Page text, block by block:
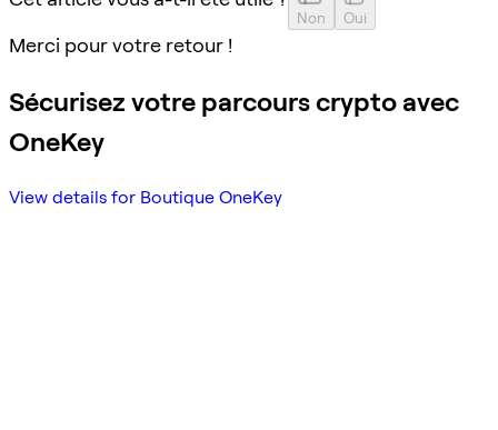
Non Oui
Merci pour votre retour !
Sécurisez votre parcours crypto avec
OneKey
View details for Boutique OneKey